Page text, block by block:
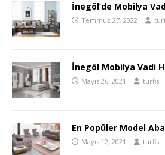
İnegöl’de Mobilya
Temmuz 27, 2022
İnegöl Mobilya Vadi
Mayıs 26, 2021 turfis
En Popüler Model
Mayıs 12, 2021 turfis